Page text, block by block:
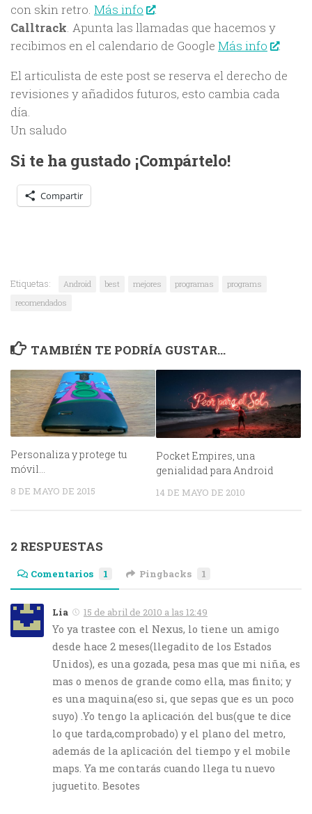
con skin retro. Más info
.
Calltrack. Apunta las llamadas que hacemos y
recibimos en el calendario de Google Más info
.
El articulista de este post se reserva el derecho de
revisiones y añadidos futuros, esto cambia cada
día.
Un saludo
Si te ha gustado ¡Compártelo!
Compartir
Etiquetas: Android best mejores programas
programs
recomendados
TAMBIÉN TE PODRÍA GUSTAR...
Personaliza y protege tu
móvil…
8 DE MAYO DE 2015
Pocket Empires, una
genialidad para Android
14 DE MAYO DE 2010
2 RESPUESTAS
Comentarios 1 Pingbacks 1
Lia 15 de abril de 2010 a las 12:49
Yo ya trastee con el Nexus, lo tiene un amigo
desde hace 2 meses(llegadito de los Estados
Unidos), es una gozada, pesa mas que mi niña, es
mas o menos de grande como ella, mas finito; y
es una maquina(eso si, que sepas que es un poco
suyo) .Yo tengo la aplicación del bus(que te dice
lo que tarda,comprobado) y el plano del metro,
además de la aplicación del tiempo y el mobile
maps. Ya me contarás cuando llega tu nuevo
juguetito. Besotes